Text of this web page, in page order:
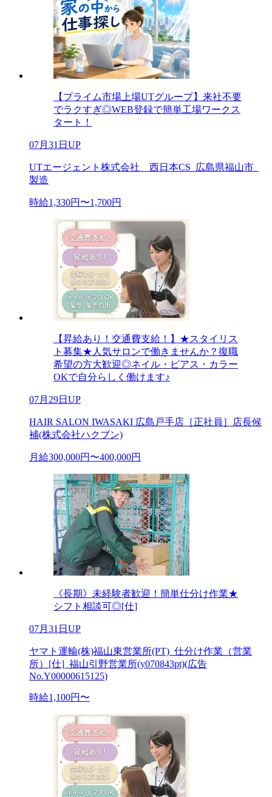
【プライム市場上場UTグループ】来社不要
でラクすぎ◎WEB登録で簡単工場ワークス
タート！
07月31日UP
UTエージェント株式会社 西日本CS_広島県福山市_
製造
時給1,330円〜1,700円
【昇給あり！交通費支給！】★スタイリス
ト募集★人気サロンで働きませんか？復職
希望の方大歓迎◎ネイル・ピアス・カラー
OKで自分らしく働けます♪
07月29日UP
HAIR SALON IWASAKI 広島戸手店［正社員］店長候
補(株式会社ハクブン)
月給300,000円〜400,000円
《長期》未経験者歓迎！簡単仕分け作業★
シフト相談可◎[仕]
07月31日UP
ヤマト運輸(株)福山東営業所(PT)_仕分け作業（営業
所）[仕]_福山引野営業所(y070843pt)(広告
No.Y00000615125)
時給1,100円〜